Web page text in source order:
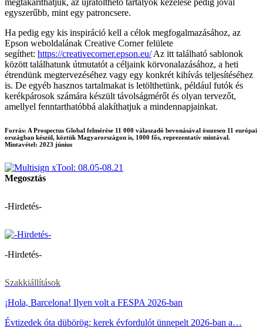
egyszerűbb, mint egy patroncsere.
Ha pedig egy kis inspiráció kell a célok megfogalmazásához, az
Epson weboldalának Creative Corner felülete
segíthet: https://creativecorner.epson.eu/Az itt található sablonok
között találhatunk útmutatót a céljaink körvonalazásához, a heti
étrendünk megtervezéséhez vagy egy konkrét kihívás teljesítéséhez
is. De egyéb hasznos tartalmakat is letölthetünk, például futók és
kerékpárosok számára készült távolságmérőt és olyan tervezőt,
amellyel fenntarthatóbbá alakíthatjuk a mindennapjainkat.
Forrás: A Prospectus Global felmérése 11 000 válaszadó bevonásával összesen 11 európai
országban készül, köztük Magyarországon is, 1000 fős, reprezentatív mintával.
Mintavétel: 2023 június
Megosztás
-Hirdetés-
-Hirdetés-
Szakkiállítások
¡Hola, Barcelona! Ilyen volt a FESPA 2026-ban
Évtizedek óta dübörög: kerek évfordulót ünnepelt 2026-ban a…